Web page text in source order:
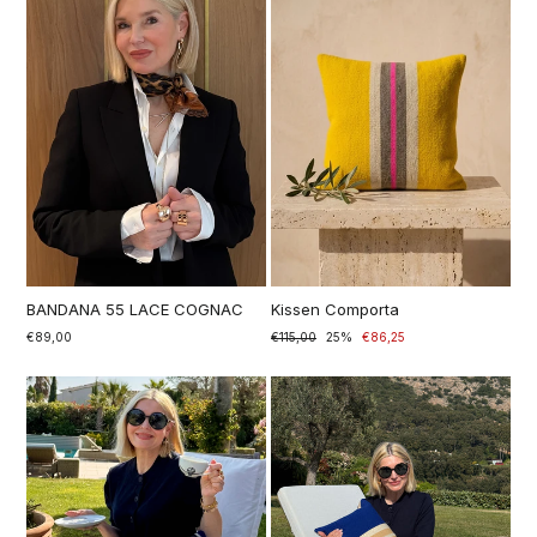
BANDANA 55 LACE COGNAC
€89,00
Kissen Comporta
Prezzo
€115,00
Prezzo
25% €86,25